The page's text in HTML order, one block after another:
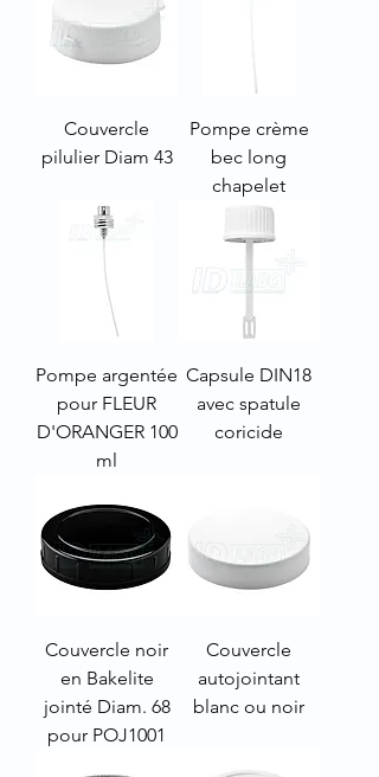
Couvercle
pilulier Diam 43
Pompe crème
bec long
chapelet
Pompe argentée
pour FLEUR
D'ORANGER 100
ml
Capsule DIN18
avec spatule
coricide
Couvercle noir
en Bakelite
jointé Diam. 68
pour POJ1001
Couvercle
autojointant
blanc ou noir